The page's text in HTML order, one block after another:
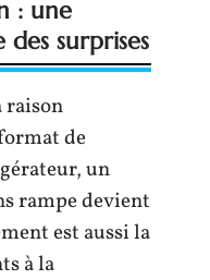
: une
surprises
raison
de
un
rampe devient
est aussi la
à la